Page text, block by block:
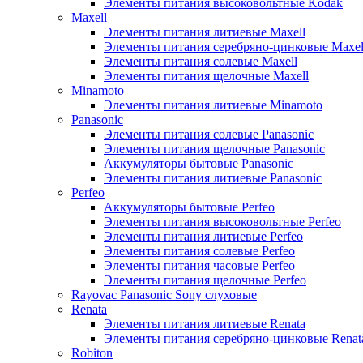
Элементы питания высоковольтные Kodak
Maxell
Элементы питания литиевые Maxell
Элементы питания серебряно-цинковые
Элементы питания солевые Maxell
Элементы питания щелочные Maxell
Minamoto
Элементы питания литиевые Minamoto
Panasonic
Элементы питания солевые Panasonic
Элементы питания щелочные Panasonic
Аккумуляторы бытовые Panasonic
Элементы питания литиевые Panasonic
Perfeo
Аккумуляторы бытовые Perfeo
Элементы питания высоковольтные Perfeo
Элементы питания литиевые Perfeo
Элементы питания солевые Perfeo
Элементы питания часовые Perfeo
Элементы питания щелочные Perfeo
Rayovac Panasonic Sony слуховые
Renata
Элементы питания литиевые Renata
Элементы питания серебряно-цинковые
Robiton